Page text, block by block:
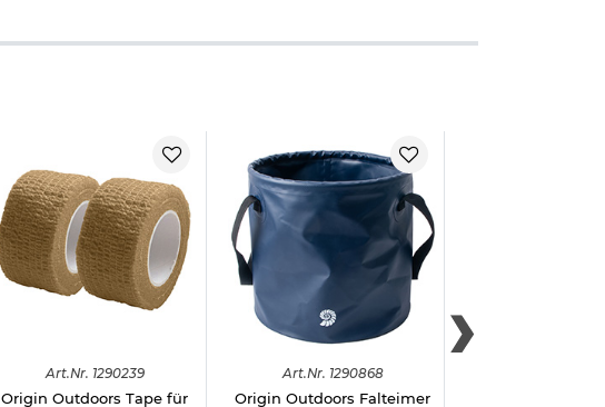
Art.Nr. 1290239
Origin Outdoors Tape für
Art.Nr. 1290868
Origin Outdoors Falteimer